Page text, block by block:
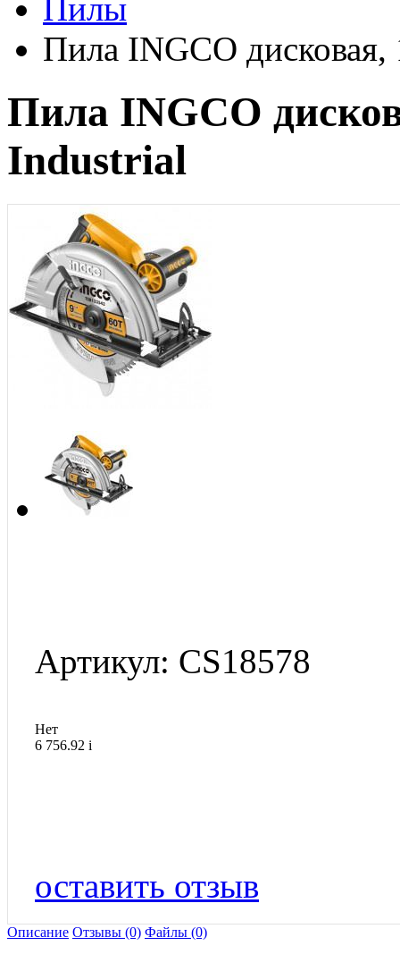
Пилы
Пила INGCO
Пила INGCO
Industrial
Артикул: CS18578
Нет
6 756.92 i
оставить отзыв
Описание Отзывы (0) Файлы (0)